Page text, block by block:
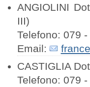
ANGIOLINI
III)
Telefono: 079
Email:
CASTIGLIA
Telefono: 079